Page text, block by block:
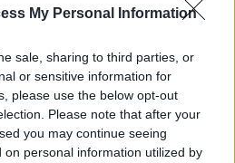
My Personal Information
sale, sharing to third parties, or
or sensitive information for
please use the below opt-out
Please note that after your
you may continue seeing
on personal information utilized by
me at animal print 🐍It’s
fall color. I sized up to a 10
Found my favorite suede
fully in stock! Shop this look by
app and searching my